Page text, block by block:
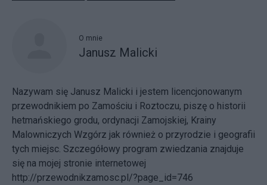
O mnie
Janusz Malicki
Nazywam się Janusz Malicki i jestem licencjonowanym
przewodnikiem po Zamościu i Roztoczu, piszę o historii
hetmańskiego grodu, ordynacji Zamojskiej, Krainy
Malowniczych Wzgórz jak również o przyrodzie i geografii
tych miejsc. Szczegółowy program zwiedzania znajduje
się na mojej stronie internetowej
http://przewodnikzamosc.pl/?page_id=746